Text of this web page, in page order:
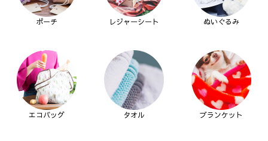
ポーチ レジャーシート ぬいぐるみ
エコバッグ タオル ブランケット